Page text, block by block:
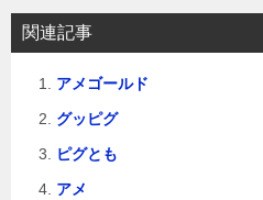
ョ
ン
関連記事
アメゴールド
グッピグ
ピグとも
アメ